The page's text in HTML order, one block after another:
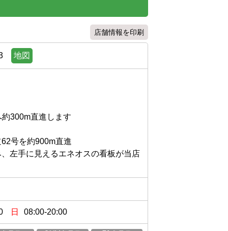
店舗情報を印刷
地図
300m直進します
号を約900m直進
左手に見えるエネオスの看板が当店
日 08:00-20:00